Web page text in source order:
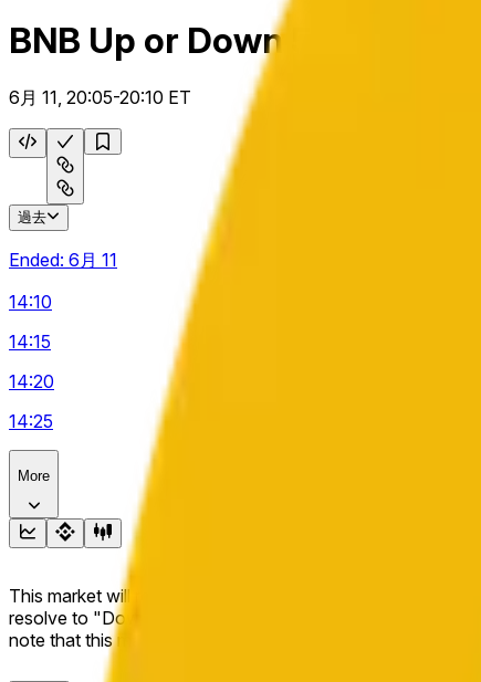
BNB Up or Down 5 m
6月 11, 20:05-20:10 ET
過去
Ended: 6月 11
14:10
14:15
14:20
14:25
More
This market will resolve to "Up" if the BNB price at the
resolve to "Down". The resolution source for this market
note that this market is about the price according to